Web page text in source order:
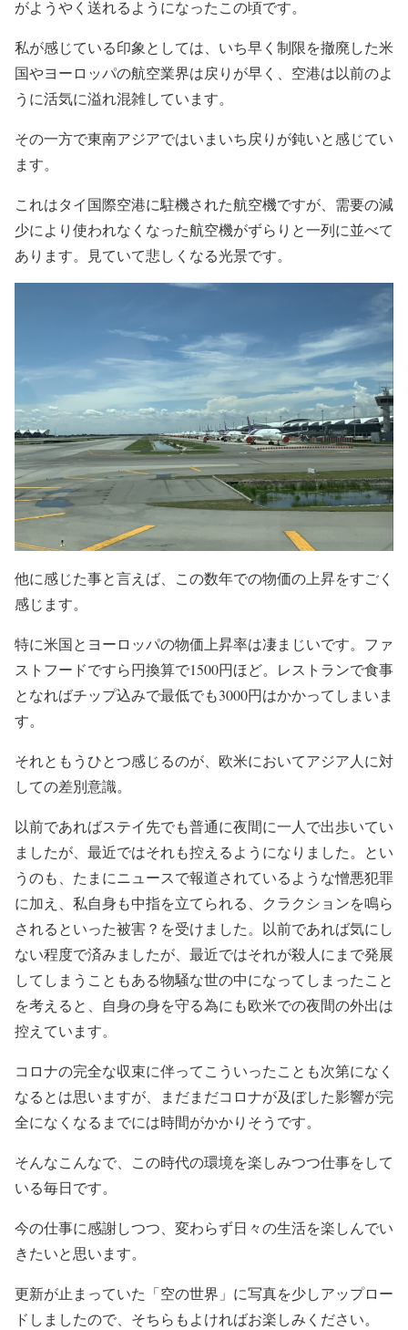
がようやく送れるようになったこの頃です。
私が感じている印象としては、いち早く制限を撤廃した米
国やヨーロッパの航空業界は戻りが早く、空港は以前のよ
うに活気に溢れ混雑しています。
その一方で東南アジアではいまいち戻りが鈍いと感じてい
ます。
これはタイ国際空港に駐機された航空機ですが、需要の減
少により使われなくなった航空機がずらりと一列に並べて
あります。見ていて悲しくなる光景です。
他に感じた事と言えば、この数年での物価の上昇をすごく
感じます。
特に米国とヨーロッパの物価上昇率は凄まじいです。ファ
ストフードですら円換算で1500円ほど。レストランで食事
となればチップ込みで最低でも3000円はかかってしまいま
す。
それともうひとつ感じるのが、欧米においてアジア人に対
しての差別意識。
以前であればステイ先でも普通に夜間に一人で出歩いてい
ましたが、最近ではそれも控えるようになりました。とい
うのも、たまにニュースで報道されているような憎悪犯罪
に加え、私自身も中指を立てられる、クラクションを鳴ら
されるといった被害？を受けました。以前であれば気にし
ない程度で済みましたが、最近ではそれが殺人にまで発展
してしまうこともある物騒な世の中になってしまったこと
を考えると、自身の身を守る為にも欧米での夜間の外出は
控えています。
コロナの完全な収束に伴ってこういったことも次第になく
なるとは思いますが、まだまだコロナが及ぼした影響が完
全になくなるまでには時間がかかりそうです。
そんなこんなで、この時代の環境を楽しみつつ仕事をして
いる毎日です。
今の仕事に感謝しつつ、変わらず日々の生活を楽しんでい
きたいと思います。
更新が止まっていた「空の世界」に写真を少しアップロー
ドしましたので、そちらもよければお楽しみください。